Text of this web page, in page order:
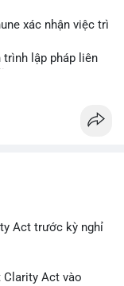
xác nhận việc trì
trình lập pháp liên
Act trước kỳ nghỉ
Clarity Act vào